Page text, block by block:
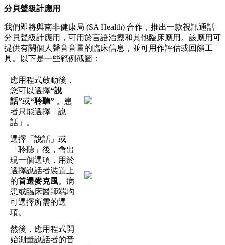
分貝聲級計應用
我們 即將與南非健康局 (SA Health) 合作 ， 推出一款視訊通話
分 貝聲級計應用 ， 可用於言語治療和其他臨床應用 。 該應用可
提供有關個 人 聲音音量的臨床信息 ， 並可用作評估或回饋工
具。 以下是一些範例截圖 ：
應用程式啟動後 ，
您可以選擇“說
話”或“聆聽” 。 患
者只能選擇「 說
話」
。
選擇「 說話」 或
「 聆聽」 後 ， 會出
現一個選項， 用於
選擇說話者裝置 上
的首選麥克風。 病
患或臨床醫師端均
可選擇所需的選
項。
然後 ， 應用程式開
始測量說話者的音